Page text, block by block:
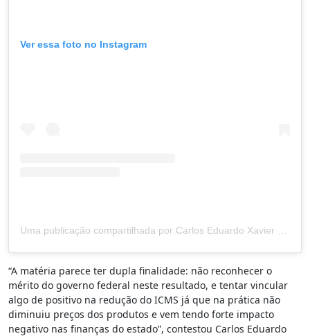
Ver essa foto no Instagram
“A matéria parece ter dupla finalidade: não reconhecer o
mérito do governo federal neste resultado, e tentar vincular
algo de positivo na redução do ICMS já que na prática não
diminuiu preços dos produtos e vem tendo forte impacto
negativo nas finanças do estado”, contestou Carlos Eduardo